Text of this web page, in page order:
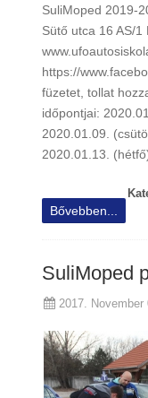
SuliMoped
Sütő utca 16 AS/
https://
füzetet, tollat
időpontjai:
2020.01.09.
2020.01.13.
Bővebben...
SuliMoped
2017.